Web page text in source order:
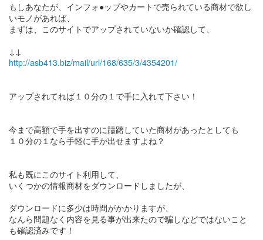
もしあなたが、インフォ●ップやカートで売られている商材で欲し
いモノがあれば、
まずは、このサイトでアップされていないか確認して、
http://asb413.biz/mail/url/168/635/3/4354201/
アップされてれば１０分の１で手に入れて下さい！
今まで高額で手を出すのに躊躇していた商材があったとしても
１０分の１なら手軽に手が出せますよね？
私も既にこのサイト利用して、
いくつかの情報商材をダウンロードしましたが、
ダウンロードに多少は時間がかかりますが、
なんら問題なく内容を見る事が出来たので騙しなどではないこと
も確認済みです！